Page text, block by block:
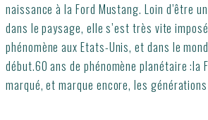
naissance à la Ford Mustang. Loin d’être
dans le paysage, elle s’est très vite
phénomène aux Etats-Unis, et dans le
début.60 ans de phénomène planétaire :la
marqué, et marque encore, les